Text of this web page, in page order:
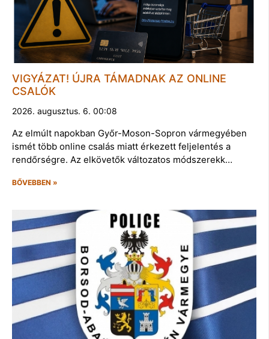
VIGYÁZAT! ÚJRA TÁMADNAK AZ ONLINE
CSALÓK
2026. augusztus. 6. 00:08
Az elmúlt napokban Győr-Moson-Sopron vármegyében
ismét több online csalás miatt érkezett feljelentés a
rendőrségre. Az elkövetők változatos módszerekk…
BŐVEBBEN »